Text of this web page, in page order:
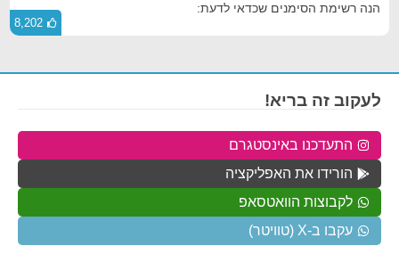
הנה רשימת הסימנים שכדאי לדעת:
8,202
לעקוב זה בריא!
התעדכנו באינסטגרם
הורידו את האפליקציה
לקבוצות הוואטסאפ
עקבו ב-X (טוויטר)